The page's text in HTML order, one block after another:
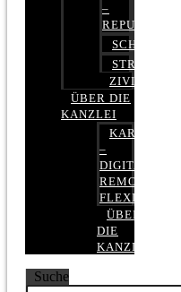
–
ZIVILRECHT
ÜBER DIE
KANZLEI
KARRIERE
–
DIGITAL,
REMOTE,
FLEXIBEL
ÜBER
DIE
KANZLEI
Suche